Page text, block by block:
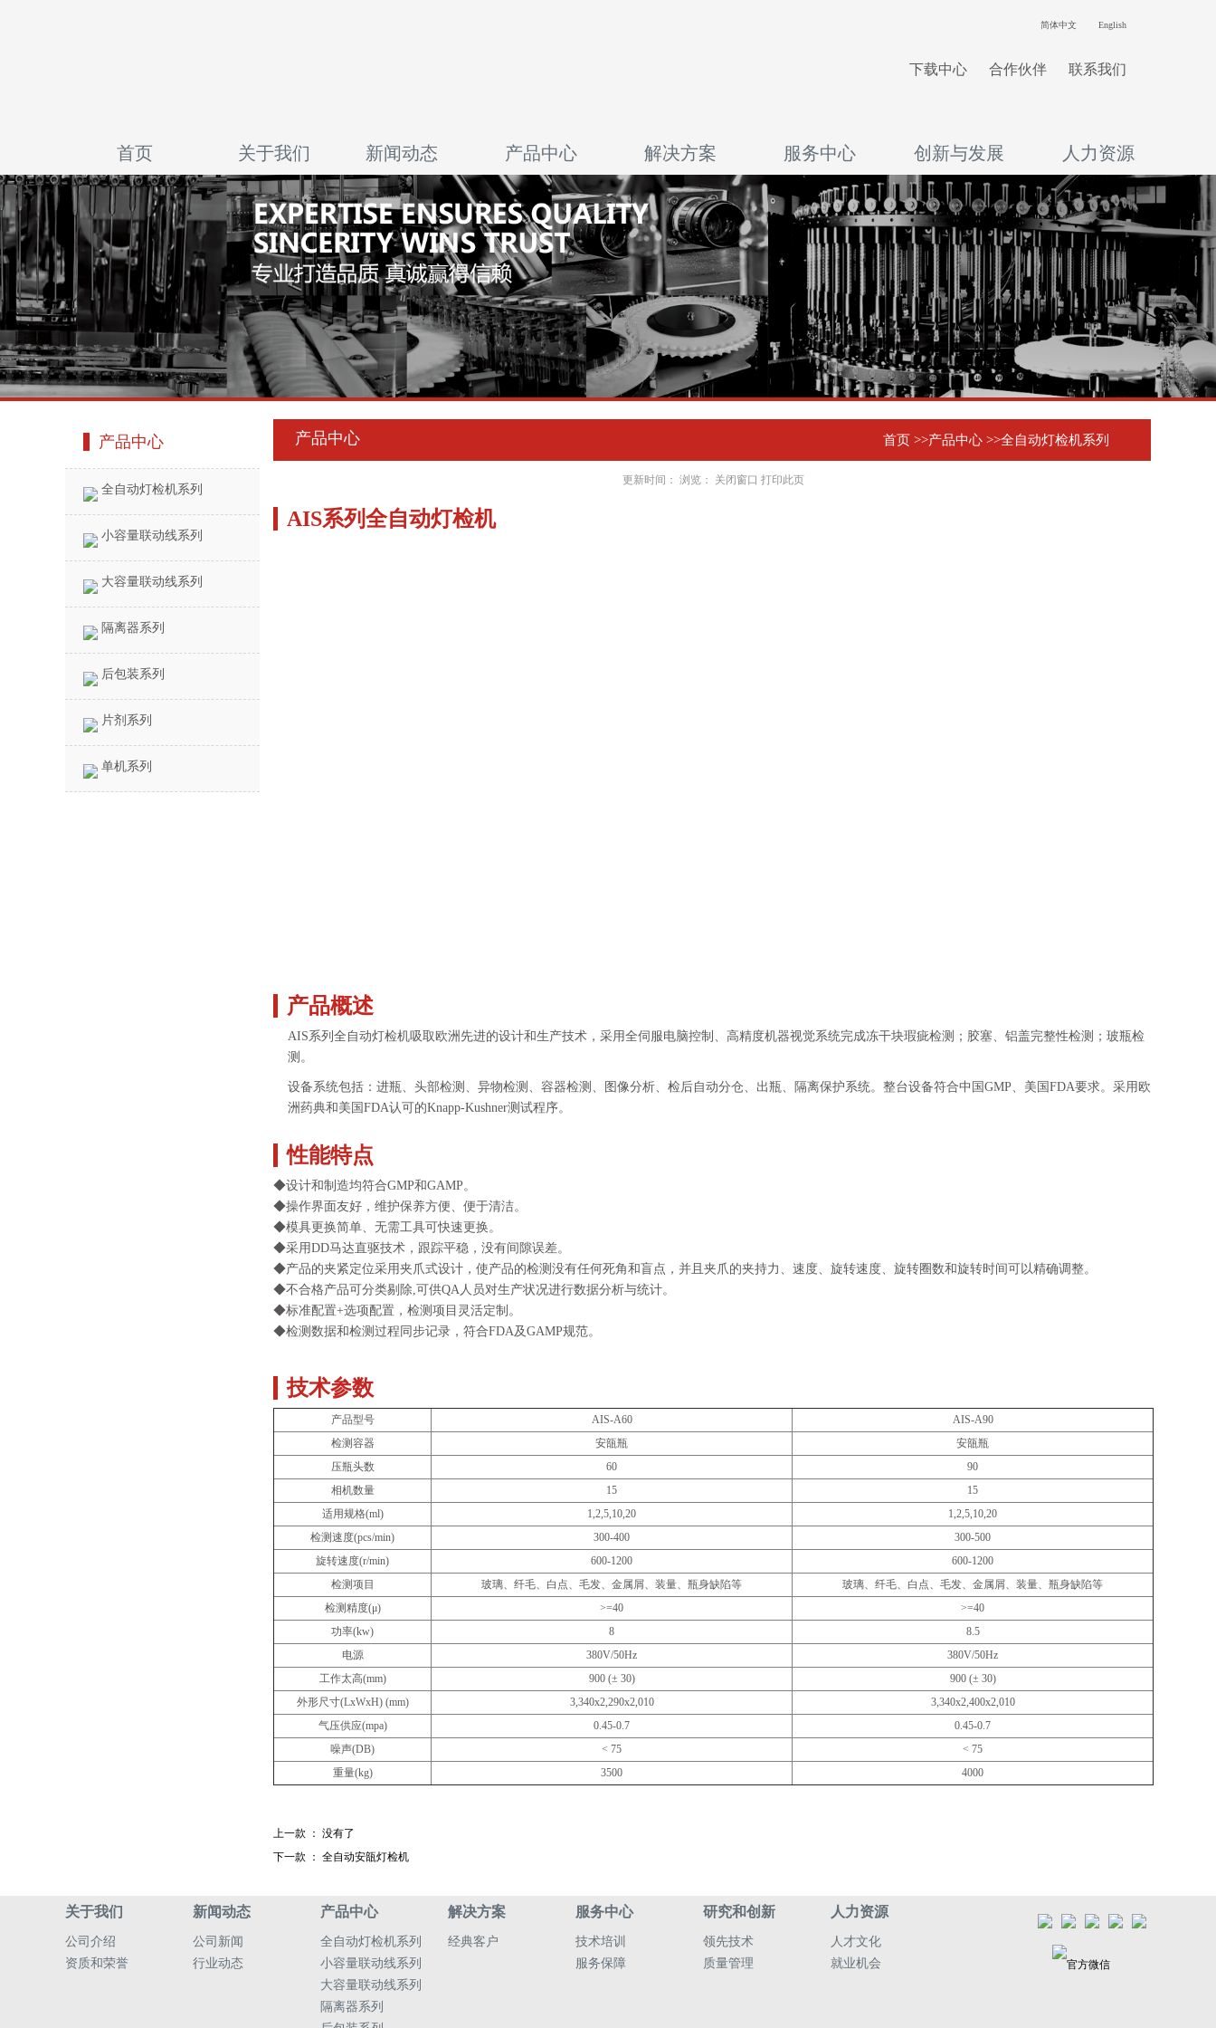
简体中文 English
下载中心 合作伙伴 联系我们
首页 关于我们 新闻动态 产品中心 解决方案 服务中心 创新与发展 人力资源
产品中心
全自动灯检机系列
小容量联动线系列
大容量联动线系列
隔离器系列
后包装系列
片剂系列
单机系列
产品中心 首页 >>产品中心 >>全自动灯检机系列
更新时间： 浏览： 关闭窗口 打印此页
AIS系列全自动灯检机
产品概述
AIS系列全自动灯检机吸取欧洲先进的设计和生产技术，采用全伺服电脑控制、高精度机器视觉系统完成冻干块瑕疵检测；胶塞、铝盖完整性检测；玻瓶检
测。
设备系统包括：进瓶、头部检测、异物检测、容器检测、图像分析、检后自动分仓、出瓶、隔离保护系统。整台设备符合中国GMP、美国FDA要求。采用欧
洲药典和美国FDA认可的Knapp-Kushner测试程序。
性能特点
◆设计和制造均符合GMP和GAMP。
◆操作界面友好，维护保养方便、便于清洁。
◆模具更换简单、无需工具可快速更换。
◆采用DD马达直驱技术，跟踪平稳，没有间隙误差。
◆产品的夹紧定位采用夹爪式设计，使产品的检测没有任何死角和盲点，并且夹爪的夹持力、速度、旋转速度、旋转圈数和旋转时间可以精确调整。
◆不合格产品可分类剔除,可供QA人员对生产状况进行数据分析与统计。
◆标准配置+选项配置，检测项目灵活定制。
◆检测数据和检测过程同步记录，符合FDA及GAMP规范。
技术参数
产品型号 AIS-A60
AIS-A90
检测容器
安瓿瓶
安瓿瓶
压瓶头数
60
90
相机数量
15
15
适用规格(ml)
1,2,5,10,20
1,2,5,10,20
检测速度(pcs/min)
300-400
300-500
旋转速度(r/min)
600-1200
600-1200
检测项目
玻璃、纤毛、白点、毛发、金属屑、装量、瓶身缺陷等
玻璃、纤毛、白点、毛发、金属屑、装量、瓶身缺陷等
检测精度(μ)
>=40
>=40
功率(kw)
8
8.5
电源
380V/50Hz
380V/50Hz
工作太高(mm)
900 (± 30)
900 (± 30)
外形尺寸(LxWxH) (mm)
3,340x2,290x2,010
3,340x2,400x2,010
气压供应(mpa)
0.45-0.7
0.45-0.7
噪声(DB)
< 75
< 75
重量(kg)
3500 4000
上一款 ： 没有了
下一款 ： 全自动安瓿灯检机
关于我们
公司介绍
资质和荣誉
新闻动态
公司新闻
行业动态
产品中心
全自动灯检机系列
小容量联动线系列
大容量联动线系列
隔离器系列
解决方案
经典客户
服务中心
技术培训
服务保障
研究和创新
领先技术
质量管理
人力资源
人才文化
就业机会
官方微信